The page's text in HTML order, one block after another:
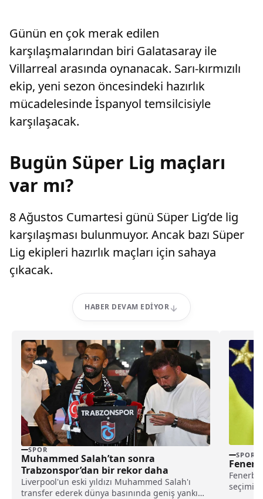
Günün en çok merak edilen
karşılaşmalarından biri Galatasaray ile
Villarreal arasında oynanacak. Sarı-kırmızılı
ekip, yeni sezon öncesindeki hazırlık
mücadelesinde İspanyol temsilcisiyle
karşılaşacak.
Bugün Süper Lig maçları
var mı?
8 Ağustos Cumartesi günü Süper Lig’de lig
karşılaşması bulunmuyor. Ancak bazı Süper
Lig ekipleri hazırlık maçları için sahaya
çıkacak.
HABER DEVAM EDIYOR
SPOR
Muhammed Salah’tan sonra
Trabzonspor’dan bir rekor daha
Liverpool'un eski yıldızı Muhammed Salah'ı
transfer ederek dünya basınında geniş yankı
SPOR
seçimi,